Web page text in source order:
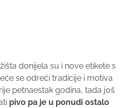
donijela su i nove etikete s
se odreći tradicije i motiva
petnaestak godina, tada još
pivo pa je u ponudi ostalo